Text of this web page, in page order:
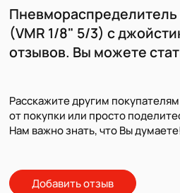
Пневмораспределитель
(VMR 1/8" 5/3) с
отзывов. Вы можете
Расскажите другим
от покупки или просто
Нам важно знать, что Вы
Добавить отзыв